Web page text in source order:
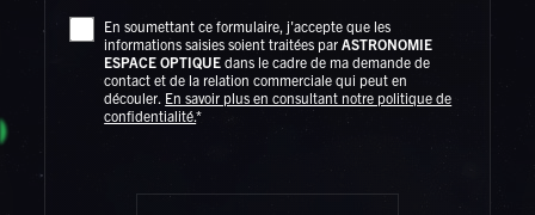
En soumettant ce formulaire, j'accepte que les
informations saisies soient traitées parASTRONOMIE
ESPACE OPTIQUE dans le cadre de ma demande de
contact et de la relation commerciale qui peut en
découler. En savoir plus en consultant notre politique de
confidentialité.*